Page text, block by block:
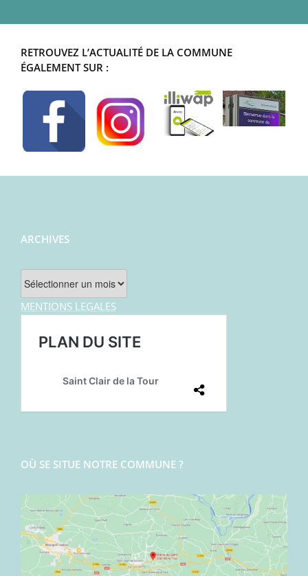
RETROUVEZ L’ACTUALITÉ DE LA COMMUNE
ÉGALEMENT SUR :
ARCHIVES
Archives
MENTIONS LEGALES
OÙ SE SITUE NOTRE COMMUNE ?